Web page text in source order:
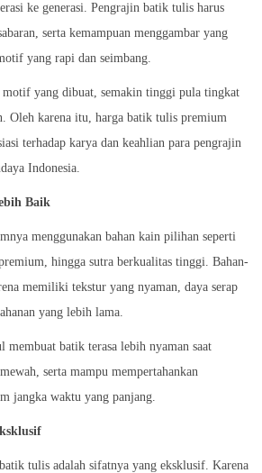
ke generasi. Pengrajin batik tulis harus
serta kemampuan menggambar yang
yang rapi dan seimbang.
motif yang dibuat, semakin tinggi pula tingkat
Oleh karena itu, harga batik tulis premium
terhadap karya dan keahlian para pengrajin
Indonesia.
Baik
menggunakan bahan kain pilihan seperti
hingga sutra berkualitas tinggi. Bahan-
memiliki tekstur yang nyaman, daya serap
yang lebih lama.
membuat batik terasa lebih nyaman saat
serta mampu mempertahankan
jangka waktu yang panjang.
tulis adalah sifatnya yang eksklusif. Karena